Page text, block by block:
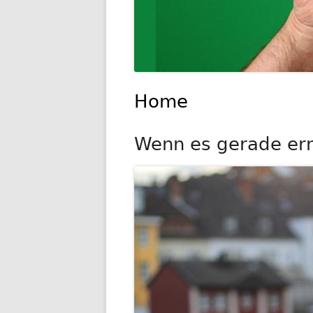
Home
Wenn es gerade